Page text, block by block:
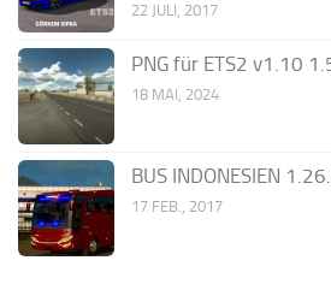
22 JULI, 2017
PNG für ETS2 v1.10
18 MAI, 2024
BUS INDONESIEN
17 FEB., 2017